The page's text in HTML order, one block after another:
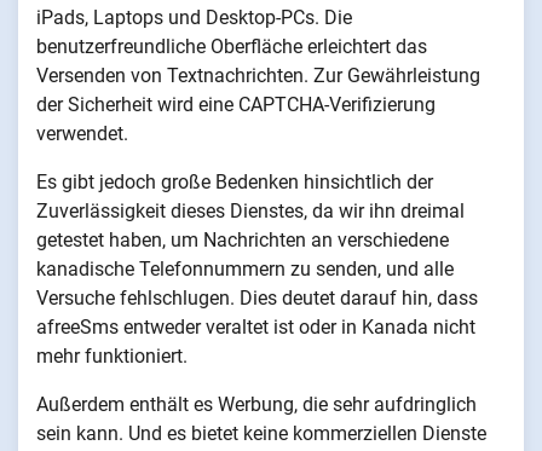
iPads, Laptops und Desktop-PCs. Die
benutzerfreundliche Oberfläche erleichtert das
Versenden von Textnachrichten. Zur Gewährleistung
der Sicherheit wird eine CAPTCHA-Verifizierung
verwendet.
Es gibt jedoch große Bedenken hinsichtlich der
Zuverlässigkeit dieses Dienstes, da wir ihn dreimal
getestet haben, um Nachrichten an verschiedene
kanadische Telefonnummern zu senden, und alle
Versuche fehlschlugen. Dies deutet darauf hin, dass
afreeSms entweder veraltet ist oder in Kanada nicht
mehr funktioniert.
Außerdem enthält es Werbung, die sehr aufdringlich
sein kann. Und es bietet keine kommerziellen Dienste